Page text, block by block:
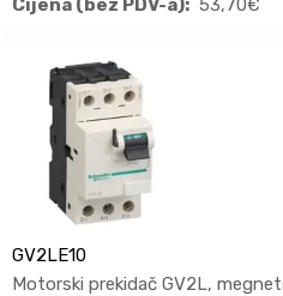
Cijena (bez PDV-a): 53,70€
GV2LE10
Motorski prekidač GV2L,